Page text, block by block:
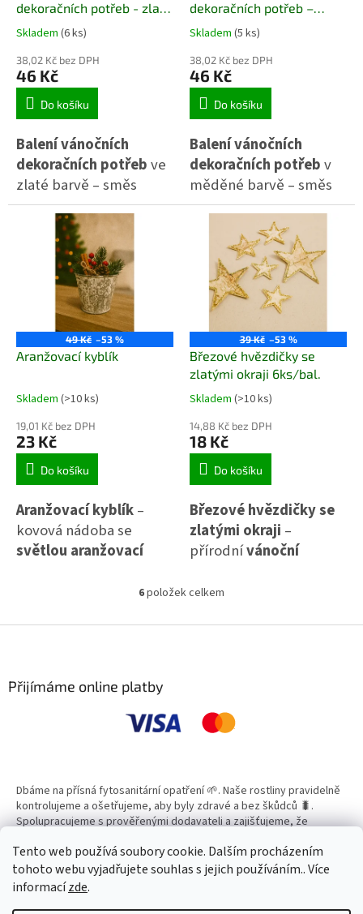
Tento web používá soubory cookie. Dalším procházením
tohoto webu vyjadřujete souhlas s jejich používáním.. Více
informacízde.
dekoračních potřeb - zlatá
barva
Skladem (6 ks)
38,02 Kč bez DPH
46 Kč
Do košíku
Balení vánočních
dekoračních potřebve
zlaté barvě – směs
přírodních materiálů
(šišky, plody, semeníky
a proutí). ✨ Vhodné pro
vánoční aranžmá, věnce
i sváteční výzdobu.
dekoračních potřeb –
měděná barva
Skladem (5 ks)
38,02 Kč bez DPH
46 Kč
Do košíku
Balení vánočních
dekoračních potřebv
měděné barvě – směs
přírodních materiálů
(šišky, proutěné
ozdoby, sušené květy).
✨ Ideální pro vánoční
aranžmá, věnce a
sváteční dekorace.
49 Kč –53 %
Aranžovací kyblík
Skladem (>10 ks)
19,01 Kč bez DPH
23 Kč
Do košíku
Aranžovací kyblík–
kovová nádoba se
světlou aranžovací
tvorbu květinových a
Praktický doplněk pro
39 Kč –53 %
Březové hvězdičky se
zlatými okraji 6ks/bal.
Skladem (>10 ks)
14,88 Kč bez DPH
18 Kč
Do košíku
Březové hvězdičky se
zlatými okraji –
přírodnívánoční
aranžování. ⭐ Elegantní
svícnů nebo na sváteční
O
l
p
r
y
v
ý
p
i
s
u
6položek celkem
Přijímáme online platby
Dbáme na přísná fytosanitární opatření 🌱. Naše rostliny pravidelně
kontrolujeme a ošetřujeme, aby byly zdravé a bez škůdců 🐛.
Spolupracujeme s prověřenými dodavateli a zajišťujeme, že